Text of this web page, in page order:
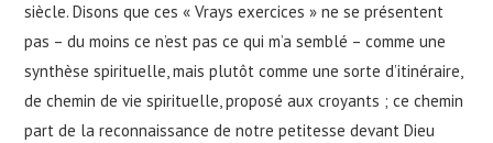
siècle. Disons que ces « Vrays exercices » ne se présentent
pas – du moins ce n’est pas ce qui m’a semblé – comme une
synthèse spirituelle, mais plutôt comme une sorte d’itinéraire,
de chemin de vie spirituelle, proposé aux croyants ; ce chemin
part de la reconnaissance de notre petitesse devant Dieu